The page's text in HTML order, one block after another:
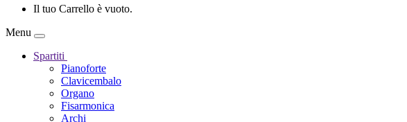
Il tuo Carrello è vuoto.
Menu
Spartiti
Pianoforte
Clavicembalo
Organo
Fisarmonica
Archi